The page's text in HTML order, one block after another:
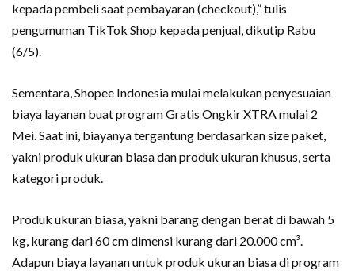
kepada pembeli saat pembayaran (checkout),” tulis
pengumuman TikTok Shop kepada penjual, dikutip Rabu
(6/5).
Sementara, Shopee Indonesia mulai melakukan penyesuaian
biaya layanan buat program Gratis Ongkir XTRA mulai 2
Mei. Saat ini, biayanya tergantung berdasarkan size paket,
yakni produk ukuran biasa dan produk ukuran khusus, serta
kategori produk.
Produk ukuran biasa, yakni barang dengan berat di bawah 5
kg, kurang dari 60 cm dimensi kurang dari 20.000 cm³.
Adapun biaya layanan untuk produk ukuran biasa di program